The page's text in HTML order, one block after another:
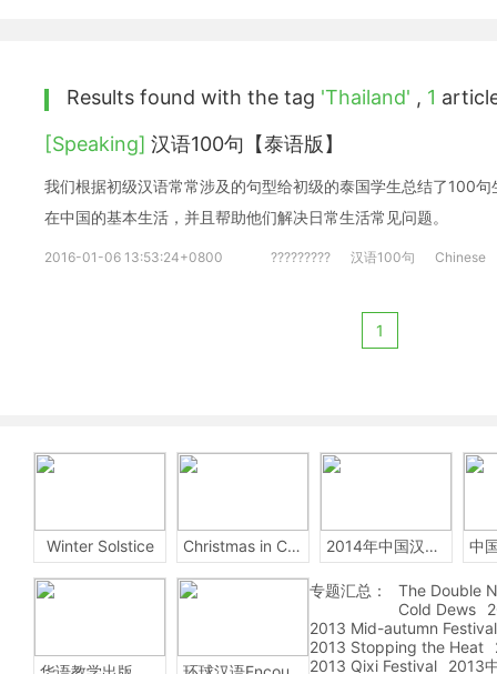
Results found with the tag 'Thailand' , 1
[Speaking] 汉语100句【泰语版】
我们根据初级汉语常常涉及的句型给初级的泰国学生总结了100
在中国的基本生活，并且帮助他们解决日常生活常见问题。
2016-01-06 13:53:24+0800 ????????? 汉语100句 Chinese
1
Winter Solstice Christmas in China 2014年中国汉字听写大会
专题汇总：
The Double
Cold Dews
2013 Mid-autumn Festival
2013 Stopping the Heat
2013 Qixi Festival
2013